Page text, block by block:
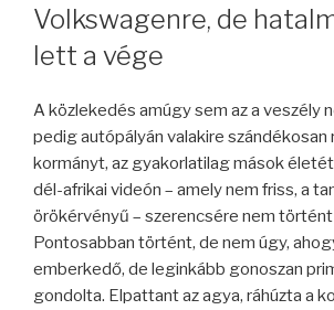
Volkswagenre, de
lett a vége
A közlekedés amúgy sem az a veszély
pedig autópályán valakire szándékosan
kormányt, az gyakorlatilag mások
dél-afrikai videón – amely nem friss, a
örökérvényű – szerencsére nem történt
Pontosabban történt, de nem úgy,
emberkedő, de leginkább gonoszan
gondolta. Elpattant az agya, ráhúzta a